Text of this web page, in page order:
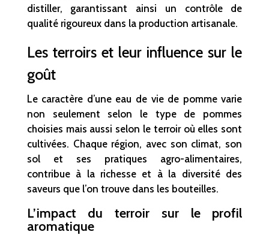
distiller, garantissant ainsi un contrôle de
qualité rigoureux dans la production artisanale.
Les terroirs et leur influence sur le
goût
Le caractère d’une eau de vie de pomme varie
non seulement selon le type de pommes
choisies mais aussi selon le terroir où elles sont
cultivées. Chaque région, avec son climat, son
sol et ses pratiques agro-alimentaires,
contribue à la richesse et à la diversité des
saveurs que l’on trouve dans les bouteilles.
L’impact du terroir sur le profil
aromatique